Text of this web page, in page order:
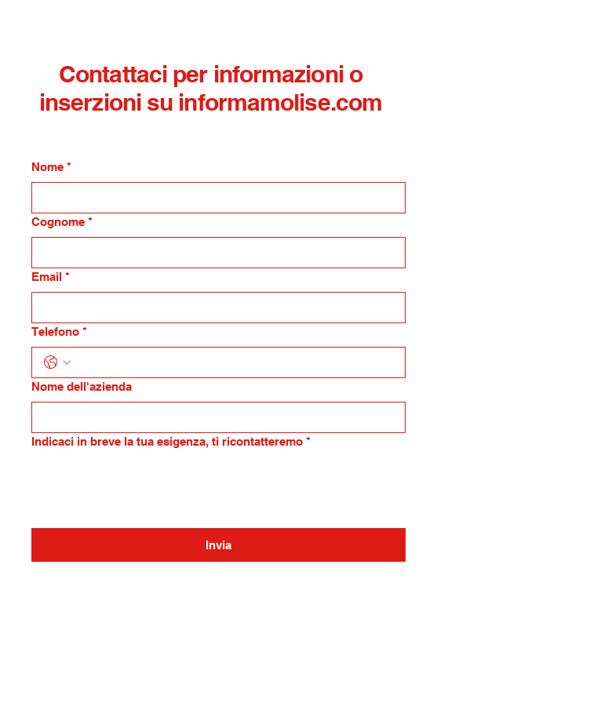
Contattaci per informazioni o
inserzioni su informamolise.com
Nome *
Cognome *
Email *
Telefono *
Nome dell'azienda
Indicaci in breve la tua esigenza, ti ricontatteremo *
Invia